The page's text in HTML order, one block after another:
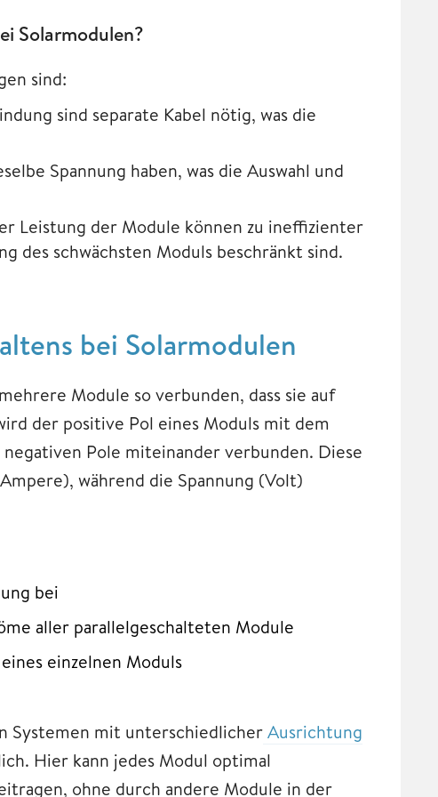
Solarmodulen?
sind:
sind separate Kabel nötig, was die
Spannung haben, was die Auswahl und
Leistung der Module können zu ineffizienter
des schwächsten Moduls beschränkt sind.
bei Solarmodulen
Module so verbunden, dass sie auf
der positive Pol eines Moduls mit dem
Pole miteinander verbunden. Diese
während die Spannung (Volt)
bei
aller parallelgeschalteten Module
einzelnen Moduls
Systemen mit unterschiedlicherAusrichtung
Hier kann jedes Modul optimal
ohne durch andere Module in der